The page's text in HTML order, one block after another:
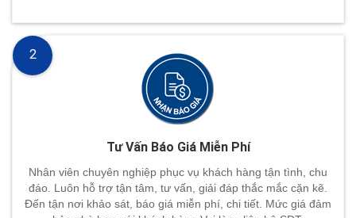
Tư Vấn Báo Giá Miễn Phí
Nhân viên chuyên nghiệp phục vụ khách hàng tận tình, chu
đáo. Luôn hỗ trợ tận tâm, tư vấn, giải đáp thắc mắc cặn kẽ.
Đến tận nơi khảo sát, báo giá miễn phí, chi tiết. Mức giá đảm
2